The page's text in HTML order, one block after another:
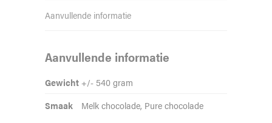
Aanvullende informatie
Aanvullende informatie
Gewicht+/- 540 gram
Smaak
Melk chocolade, Pure chocolade